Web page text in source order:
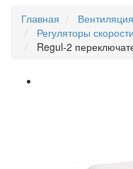
Главная
Вентиляция
Регуляторы
Regul-2